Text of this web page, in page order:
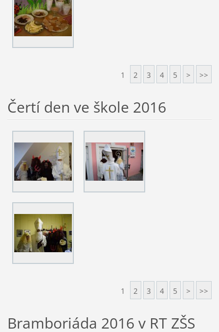
1 2 3 4 5 > >>
Čertí den ve škole 2016
1 2 3 4 5 > >>
Bramboriáda 2016 v RT ZŠS